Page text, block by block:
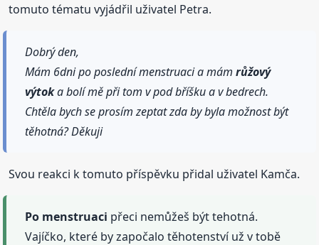
tomuto tématu vyjádřil uživatel Petra.
Dobrý den,
Mám 6dni po poslední menstruaci a mámrůžový
výtoka bolí mě při tom v pod bříšku a v bedrech.
Chtěla bych se prosím zeptat zda by byla možnost být
těhotná? Děkuji
Svou reakci k tomuto příspěvku přidal uživatel Kamča.
Po menstruaci přeci nemůžeš být tehotná.
Vajíčko, které by započalo těhotenství už v tobě